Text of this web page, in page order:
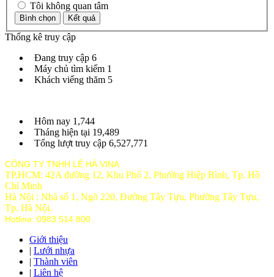
Tôi không quan tâm
Thống kê truy cập
Đang truy cập 6
Máy chủ tìm kiếm 1
Khách viếng thăm 5
Hôm nay 1,744
Tháng hiện tại 19,489
Tổng lượt truy cập 6,527,771
CÔNG TY TNHH LÊ HÀ VINA
TP.HCM: 42A đường 12, Khu Phố 2, Phường Hiệp Bình, Tp. Hồ
Chí Minh
Hà Nội : Nhà số 1, Ngõ 220, Đường Tây Tựu, Phường Tây Tựu,
Tp. Hà Nội.
Hotline: 0983 514 800
Giới thiệu
| Lưới nhựa
| Thành viên
| Liên hệ